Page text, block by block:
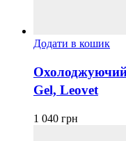
Додати в кошик
Охолоджуючий
Gel, Leovet
1 040 грн